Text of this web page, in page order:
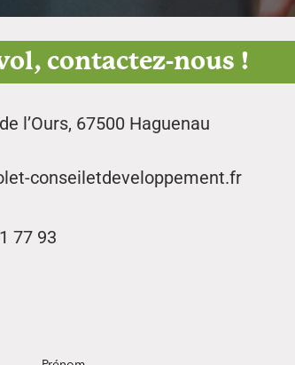
contactez-nous !
l’Ours, 67500 Haguenau
conseiletdeveloppement.fr
77 93